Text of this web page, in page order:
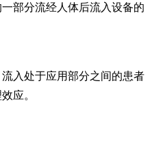
部分流经人体后流入设备的
入处于应用部分之间的患者
应。